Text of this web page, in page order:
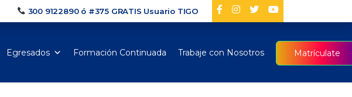
300 9122890 ó #375 GRATIS Usuario TIGO
Egresados Formación Continuada Trabaje con Nosotros Matrículate